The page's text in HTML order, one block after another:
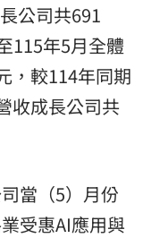
公司共691
115年5月全體
，較114年同期
收成長公司共
當（5）月份
受惠AI應用與